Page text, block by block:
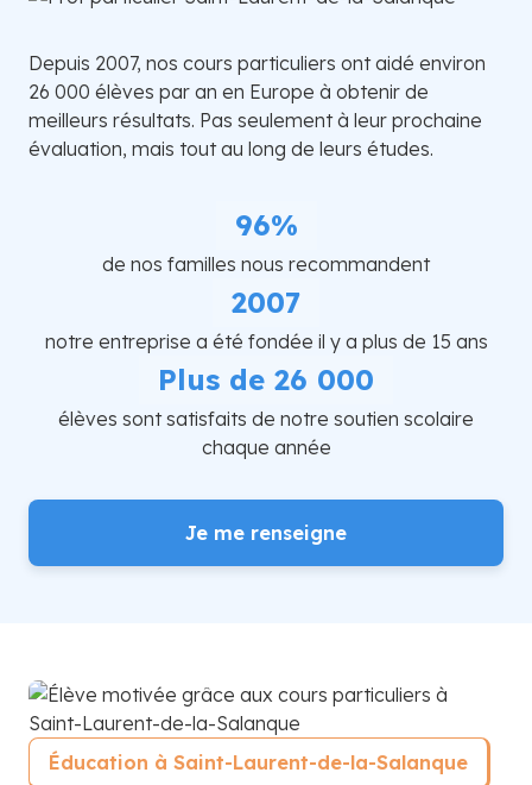
Depuis 2007, nos cours particuliers ont aidé environ
26 000 élèves par an en Europe à obtenir de
meilleurs résultats. Pas seulement à leur prochaine
évaluation, mais tout au long de leurs études.
96%
de nos familles nous recommandent
2007
notre entreprise a été fondée il y a plus de 15 ans
Plus de 26 000
élèves sont satisfaits de notre soutien scolaire
chaque année
Je me renseigne
Éducation à Saint-Laurent-de-la-Salanque